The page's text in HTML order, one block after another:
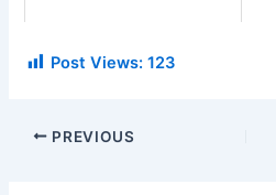
Post Views: 123
PREVIOUS